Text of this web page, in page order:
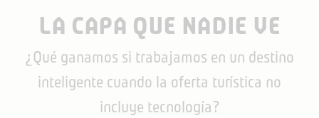
LA CAPA QUE NADIE VE
¿Qué ganamos si trabajamos en un destino
inteligente cuando la oferta turística no
incluye tecnología?